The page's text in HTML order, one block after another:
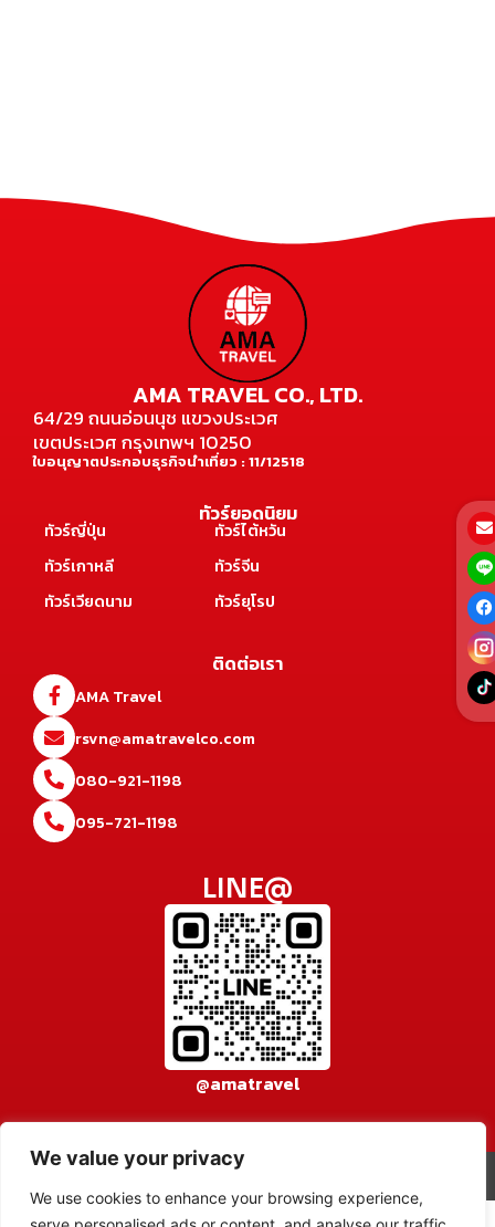
We value your privacy
We use cookies to enhance your browsing experience,
AMA TRAVEL CO., LTD.
64/29 ถนนอ่อนนุช แขวงประเวศ
เขตประเวศ กรุงเทพฯ 10250
ใบอนุญาตประกอบธุรกิจนำเที่ยว : 11/12518
ทัวร์ยอดนิยม
ทัวร์ญี่ปุ่น
ทัวร์เกาหลี
ทัวร์เวียดนาม
ทัวร์ไต้หวัน
ทัวร์จีน
ทัวร์ยุโรป
ติดต่อเรา
AMA Travel
rsvn@amatravelco.com
080-921-1198
095-721-1198
LINE@
@amatravel
© 2026 AMA TRAVEL CO., LTD. All rights reserved.